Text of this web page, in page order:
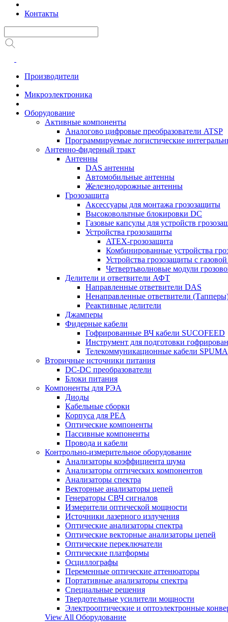
Контакты
Производители
Микроэлектроника
Оборудование
Активные компоненты
Аналогово цифровые преобразователи ATSP
Программируемые логистические
Антенно-фидерный тракт
Антенны
DAS антенны
Автомобильные антенны
Железнодорожные антенны
Грозозащита
Аксессуары для монтажа грозозащиты
Высоковольтные блокировки DC
Газовые капсулы для устройств
Устройства грозозащиты
ATEX-грозозащита
Комбинированные устройства
Устройства грозозащиты с
Четвертьволновые модули
Делители и ответвители АФТ
Направленные ответвители DAS
Ненаправленные ответвители
Реактивные делители
Джамперы
Фидерные кабели
Гофрированные ВЧ кабели SUCOFEED
Инструмент для подготовки
Телекоммуникационные кабели SPUMA
Вторичные источники питания
DC-DC преобразователи
Блоки питания
Компоненты для РЭА
Диоды
Кабельные сборки
Корпуса для РЕА
Оптические компоненты
Пассивные компоненты
Провода и кабели
Контрольно-измерительное оборудование
Анализаторы коэффициента шума
Анализаторы оптических компонентов
Анализаторы спектра
Векторные анализаторы цепей
Генераторы СВЧ сигналов
Измерители оптической мощности
Источники лазерного излучения
Оптические анализаторы спектра
Оптические векторные анализаторы цепей
Оптические переключатели
Оптические платформы
Осциллографы
Переменные оптические аттенюаторы
Портативные анализаторы спектра
Специальные решения
Твердотельные усилители мощности
Электрооптические и оптоэлектронные
View All Оборудование